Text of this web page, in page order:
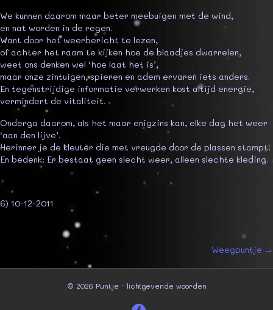
We kunnen daarom maar beter meebuigen met de wind,
en nat worden in de regen.
Want door het weerbericht te lezen,
of achter het raam te kijken hoe de blaadjes dwarrelen,
weet ons denken wel ‘hoe laat het is’,
maar onze zintuigen, spieren en adem ervaren iets anders.
En tegenstrijdige informatie verwerken kost altijd energie,
vermindert de vitaliteit.
Onderga daarom, als het maar enigzins kan, elke dag het weer
‘aan den lijve’.
Herinner je de kleuter die met vreugde door de plassen stampt!
En bedenk: Er bestaat geen slecht weer, alleen slechte kleding.
6) 10-12-2011
navigation
Weegpuntje →
© 2026 Puntje - lichtgevende woorden